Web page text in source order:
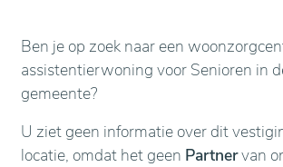
Ben je op zoek naar een
assistentierwoning voor Senioren in
gemeente?
U ziet geen informatie over dit
locatie, omdat het geen Partnervan